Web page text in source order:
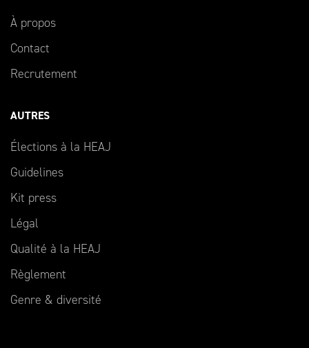
À propos
Contact
Recrutement
AUTRES
Élections à la HEAJ
Guidelines
Kit press
Légal
Qualité à la HEAJ
Règlement
Genre & diversité